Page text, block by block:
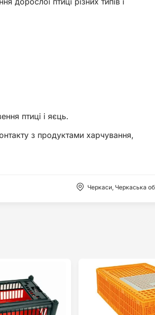
птиці і яєць.
з продуктами харчування,
Черкаси, Черкаська